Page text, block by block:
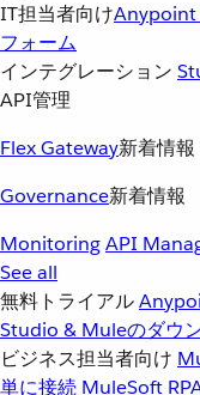
IT担当者向け
フォーム
インテグレーション
API管理
Flex Gateway新着情報
Governance新着情報
MonitoringAPI
See all
無料トライアル
Studio & Muleのダウ
ビジネス担当者向け
単に接続 MuleSoft